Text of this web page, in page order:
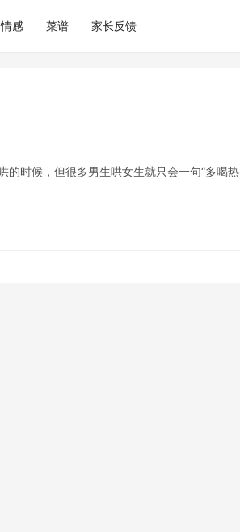
情感 菜谱 家长反馈
时候，但很多男生哄女生就只会一句“多喝热